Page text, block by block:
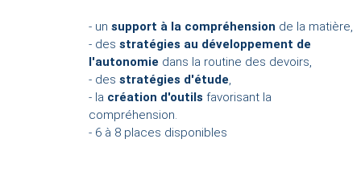
- un support à la compréhension de la matière,
- des stratégies au développement de
l'autonomie dans la routine des devoirs,
- des stratégies d'étude,
- la création d'outils favorisant la
compréhension.
- 6 à 8 places disponibles